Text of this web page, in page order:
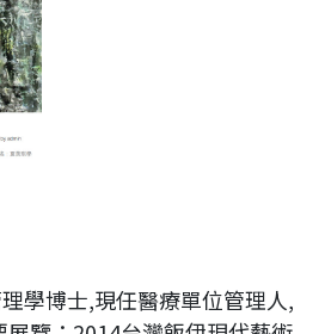
學博士,現任醫療單位管理人,